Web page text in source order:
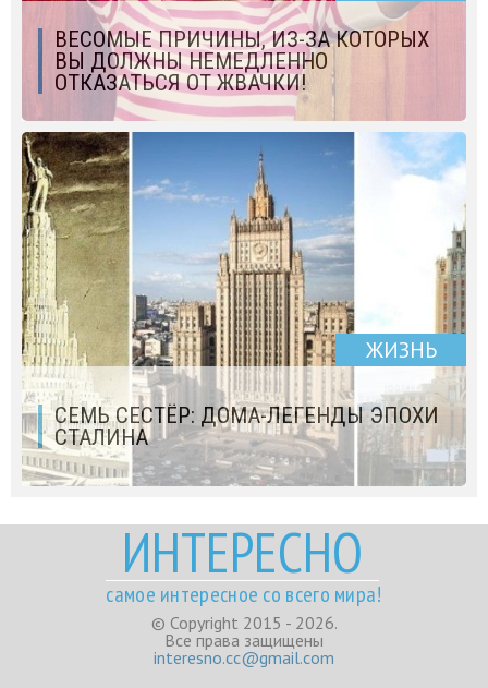
ВЕСОМЫЕ ПРИЧИНЫ, ИЗ-ЗА КОТОРЫХ
ВЫ ДОЛЖНЫ НЕМЕДЛЕННО
ОТКАЗАТЬСЯ ОТ ЖВАЧКИ!
ЖИЗНЬ
СЕМЬ СЕСТЁР: ДОМА-ЛЕГЕНДЫ ЭПОХИ
СТАЛИНА
ИНТЕРЕСНО
самое интересное со всего мира!
© Copyright 2015 - 2026.
Все права защищены
interesno.cc@gmail.com